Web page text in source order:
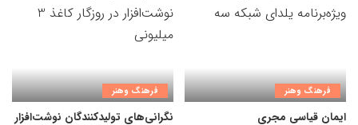
فرهنگ وهنر
ایمان قیاسی مجری
فرهنگ وهنر
نگرانی‌های تولیدکنندگان نوشت‌افزار